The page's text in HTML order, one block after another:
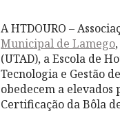
A HTDOURO –
Municipal de Lamego
(UTAD), a Escola de
Tecnologia e Gestão
obedecem a
Certificação da Bôla